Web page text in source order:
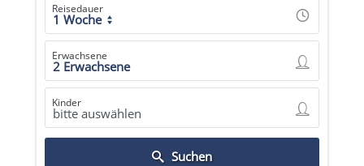
Reisedauer
1 Woche
Erwachsene
Kinder
Suchen